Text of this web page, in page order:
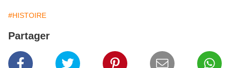
#HISTOIRE
Partager